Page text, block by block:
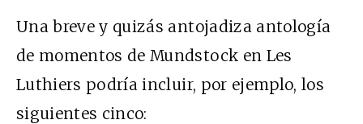
Una breve y quizás antojadiza antología
de momentos de Mundstock en Les
Luthiers podría incluir, por ejemplo, los
siguientes cinco: